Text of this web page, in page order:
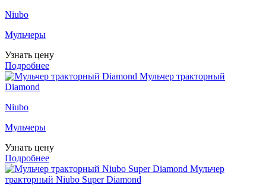
Niubo
Мульчеры
Узнать цену
Подробнее
Мульчер тракторный
Diamond
Niubo
Мульчеры
Узнать цену
Подробнее
Мульчер
тракторный Niubo Super Diamond